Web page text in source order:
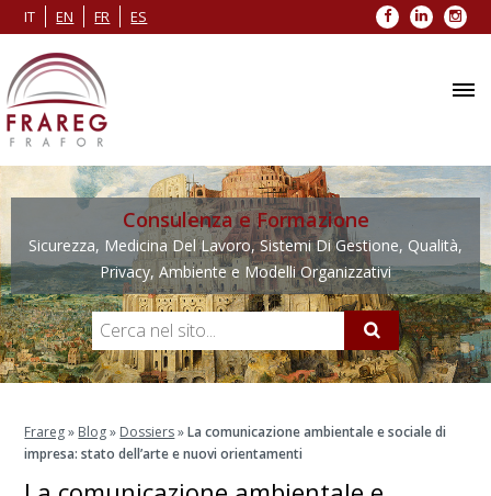
IT EN FR ES Facebook
LinkedIn
Consulenza e Formazione
Sicurezza, Medicina Del Lavoro, Sistemi Di Gestione, Qualità,
Privacy, Ambiente e Modelli Organizzativi
Frareg» Blog» Dossiers»La comunicazione ambientale e sociale di
impresa: stato dell’arte e nuovi orientamenti